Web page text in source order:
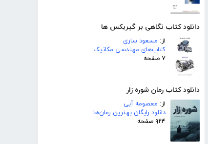
دانلود کتاب نگاهی بر گیربکس ها
از: مسعود ساری
کتاب‌های مهندسی مکانیک
۷ صفحه
دانلود کتاب رمان شوره زار
از: معصومه آبی
دانلود رایگان بهترین رمان‌ها
۹۲۴ صفحه